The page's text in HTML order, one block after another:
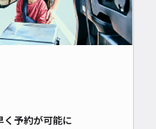
予約が可能に